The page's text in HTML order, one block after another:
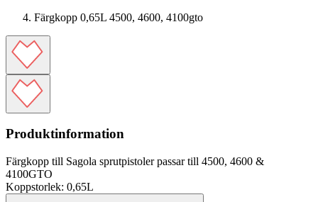
Färgkopp 0,65L 4500, 4600, 4100gto
Produktinformation
Färgkopp till Sagola sprutpistoler passar till 4500, 4600 &
4100GTO
Koppstorlek: 0,65L